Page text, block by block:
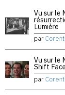
Vu sur le
Lumière
par
Vu sur le
Shift Face
par